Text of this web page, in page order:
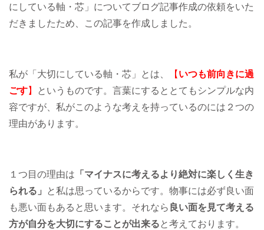
にしている軸・芯」についてブログ記事作成の依頼をいた
だきましたため、この記事を作成しました。
私が「大切にしている軸・芯」とは、 【いつも前向きに過
ごす】 というものです。言葉にするととてもシンプルな内
容ですが、私がこのような考えを持っているのには２つの
理由があります。
１つ目の理由は 「マイナスに考えるより絶対に楽しく生き
られる」 と私は思っているからです。物事には必ず良い面
も悪い面もあると思います。それなら 良い面を見て考える
方が自分を大切にすることが出来ると考えております。